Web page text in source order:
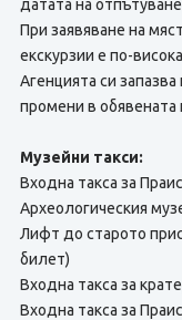
датата на
При заявяване на
екскурзии е по-
Агенцията си
промени в обявената
Музейни такси:
Входна такса за
Археологическия
Лифт до старото
билет)
Входна такса за
Входна такса за